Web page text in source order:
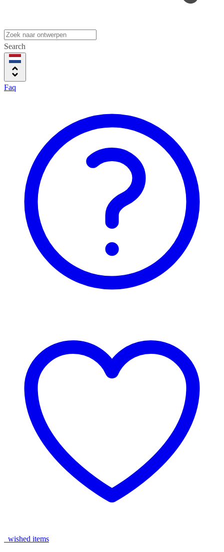
Search
Faq
wished items